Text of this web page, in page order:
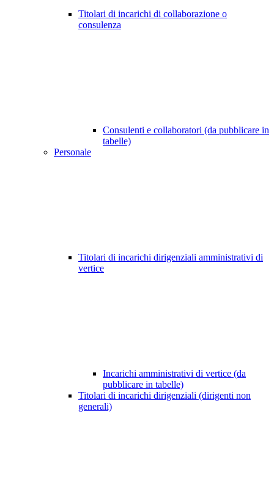
Titolari di incarichi di collaborazione o
consulenza
Consulenti e collaboratori (da pubblicare in
tabelle)
Personale
Titolari di incarichi dirigenziali amministrativi di
vertice
Incarichi amministrativi di vertice (da
pubblicare in tabelle)
Titolari di incarichi dirigenziali (dirigenti non
generali)